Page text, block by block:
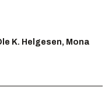
K. Helgesen, Mona